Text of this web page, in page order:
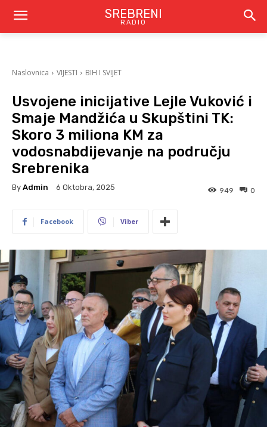
SREBRENI
RADIO
Naslovnica VIJESTI BIH I SVIJET
Usvojene inicijative Lejle Vuković i
Smaje Mandžića u Skupštini TK:
Skoro 3 miliona KM za
vodosnabdijevanje na području
Srebrenika
By Admin 6 Oktobra, 2025 0
949
Facebook Viber